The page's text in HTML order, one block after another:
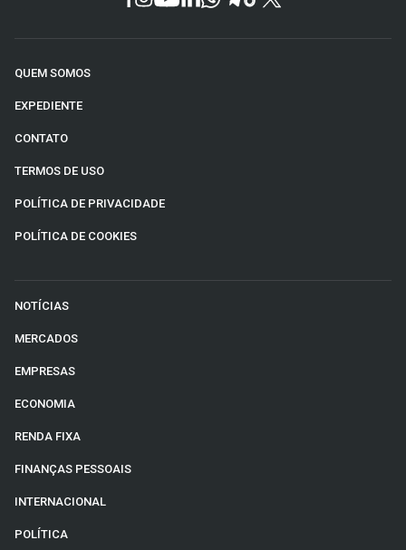
QUEM SOMOS
EXPEDIENTE
CONTATO
TERMOS DE USO
POLÍTICA DE PRIVACIDADE
POLÍTICA DE COOKIES
NOTÍCIAS
MERCADOS
EMPRESAS
ECONOMIA
RENDA FIXA
FINANÇAS PESSOAIS
INTERNACIONAL
POLÍTICA